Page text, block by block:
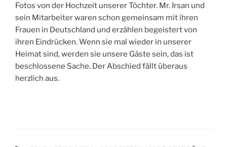
Fotos von der Hochzeit unserer Töchter. Mr. Irsan und
sein Mitarbeiter waren schon gemeinsam mit ihren
Frauen in Deutschland und erzählen begeistert von
ihren Eindrücken. Wenn sie mal wieder in unserer
Heimat sind, werden sie unsere Gäste sein, das ist
beschlossene Sache. Der Abschied fällt überaus
herzlich aus.